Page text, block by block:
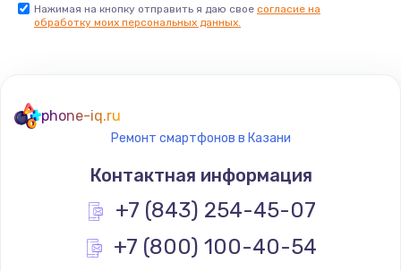
Замена видеочипа
Ремонт разъема питания
745 руб.
Заказать
Замена видеокарты
1600 руб.
Нажимая на кнопку отправить я даю свое согласие на
обработку моих персональных данных.
phone-iq.ru
Ремонт смартфонов в Казани
Контактная информация
+7 (843) 254-45-07
+7 (800) 100-40-54